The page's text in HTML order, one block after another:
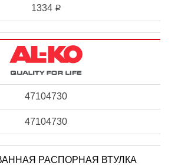
1334 i
47104730
47104730
РАСПОРНАЯ ВТУЛКА